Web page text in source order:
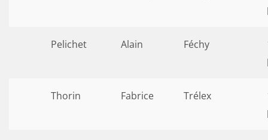
Pelichet Alain Féchy
Thorin Fabrice Trélex